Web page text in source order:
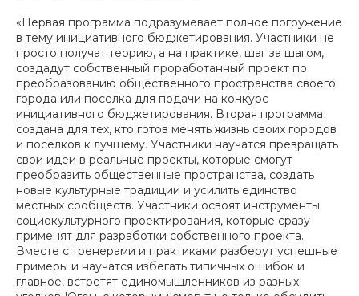
«Первая программа подразумевает полное погружение
в тему инициативного бюджетирования. Участники не
просто получат теорию, а на практике, шаг за шагом,
создадут собственный проработанный проект по
преобразованию общественного пространства своего
города или поселка для подачи на конкурс
инициативного бюджетирования. Вторая программа
создана для тех, кто готов менять жизнь своих городов
и посёлков к лучшему. Участники научатся превращать
свои идеи в реальные проекты, которые смогут
преобразить общественные пространства, создать
новые культурные традиции и усилить единство
местных сообществ. Участники освоят инструменты
социокультурного проектирования, которые сразу
применят для разработки собственного проекта.
Вместе с тренерами и практиками разберут успешные
примеры и научатся избегать типичных ошибок и
главное, встретят единомышленников из разных